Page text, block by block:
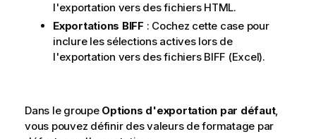
l'exportation vers des fichiers HTML.
Exportations BIFF : Cochez cette case pour
inclure les sélections actives lors de
l'exportation vers des fichiers BIFF (Excel).
Dans le groupe Options d'exportation par défaut,
vous pouvez définir des valeurs de formatage par